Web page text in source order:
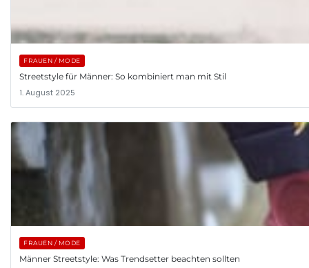
FRAUEN / MODE
Streetstyle für Männer: So kombiniert man mit Stil
1. August 2025
FRAUEN / MODE
Männer Streetstyle: Was Trendsetter beachten sollten